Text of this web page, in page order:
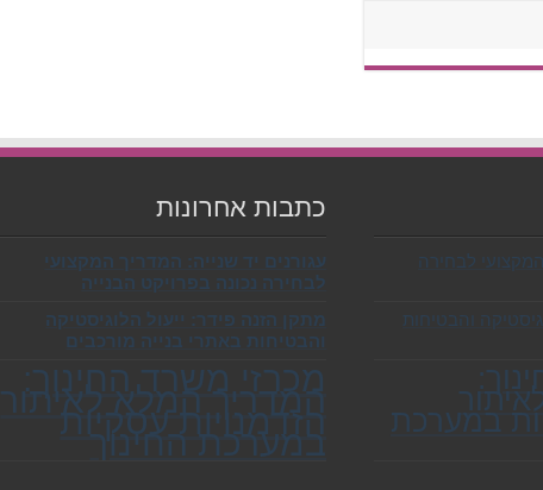
לבחירה
והבטיחות
במערכת
כתבות אחרונות
עגורנים יד שנייה: המדריך המקצועי
לבחירה נכונה בפרויקט הבנייה
מתקן הזנה פידר: ייעול הלוגיסטיקה
והבטיחות באתרי בנייה מורכבים
מכרזי משרד החינוך:
המדריך המלא לאיתור
הזדמנויות עסקיות
במערכת החינוך